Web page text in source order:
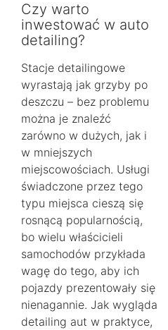
Czy warto
inwestować w auto
detailing?
Stacje detailingowe
wyrastają jak grzyby po
deszczu – bez problemu
można je znaleźć
zarówno w dużych, jak i
w mniejszych
miejscowościach. Usługi
świadczone przez tego
typu miejsca cieszą się
rosnącą popularnością,
bo wielu właścicieli
samochodów przykłada
wagę do tego, aby ich
pojazdy prezentowały się
nienagannie. Jak wygląda
detailing aut w praktyce,